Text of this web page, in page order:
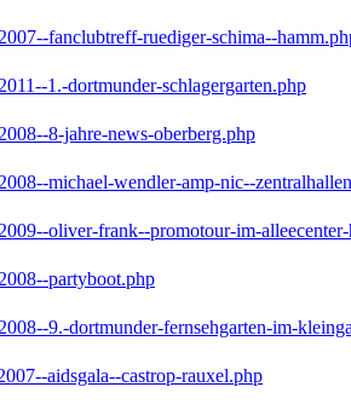
fanclubtreff-ruediger-schima--
1.-dortmunder-schlagergarten.php
8-jahre-news-oberberg.php
michael-wendler-amp-nic--
oliver-frank--promotour-im-
partyboot.php
9.-dortmunder-fernsehgarten-im-
aidsgala--castrop-rauxel.php